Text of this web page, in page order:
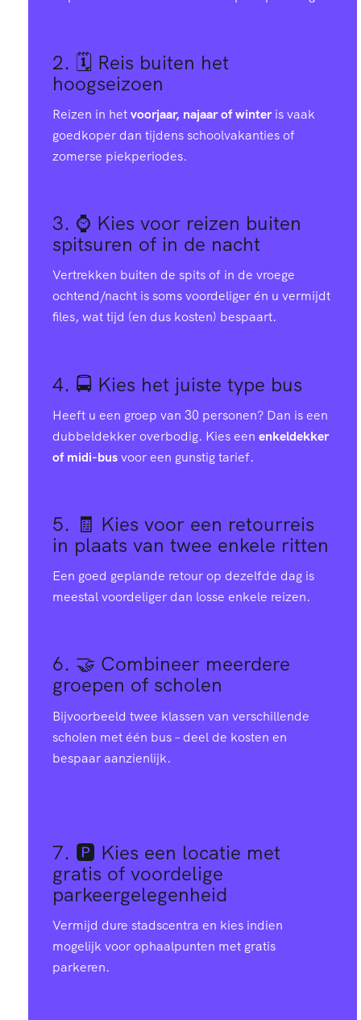
2. 🗓️ Reis buiten het
hoogseizoen
Reizen in hetvoorjaar, najaar of winteris vaak
goedkoper dan tijdens schoolvakanties of
zomerse piekperiodes.
3. ⌚ Kies voor reizen buiten
spitsuren of in de nacht
Vertrekken buiten de spits of in de vroege
ochtend/nacht is soms voordeliger én u vermijdt
files, wat tijd (en dus kosten) bespaart.
4. 🚍 Kies het juiste type bus
Heeft u een groep van 30 personen? Dan is een
dubbeldekker overbodig. Kies een enkeldekker
of midi-busvoor een gunstig tarief.
5. 🧾 Kies voor een retourreis
in plaats van twee enkele ritten
Een goed geplande retour op dezelfde dag is
meestal voordeliger dan losse enkele reizen.
6. 🤝 Combineer meerdere
groepen of scholen
Bijvoorbeeld twee klassen van verschillende
scholen met één bus – deel de kosten en
bespaar aanzienlijk.
7. 🅿️ Kies een locatie met
gratis of voordelige
parkeergelegenheid
Vermijd dure stadscentra en kies indien
mogelijk voor ophaalpunten met gratis
parkeren.